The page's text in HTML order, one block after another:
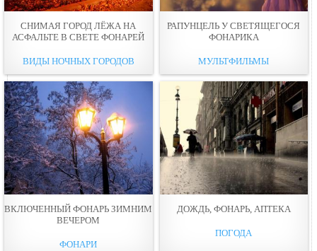
СНИМАЯ ГОРОД ЛЁЖА НА
АСФАЛЬТЕ В СВЕТЕ ФОНАРЕЙ
ВИДЫ НОЧНЫХ ГОРОДОВ
РАПУНЦЕЛЬ У СВЕТЯЩЕГОСЯ
ФОНАРИКА
МУЛЬТФИЛЬМЫ
ВКЛЮЧЕННЫЙ ФОНАРЬ ЗИМНИМ
ВЕЧЕРОМ
ФОНАРИ
ДОЖДЬ, ФОНАРЬ, АПТЕКА
ПОГОДА